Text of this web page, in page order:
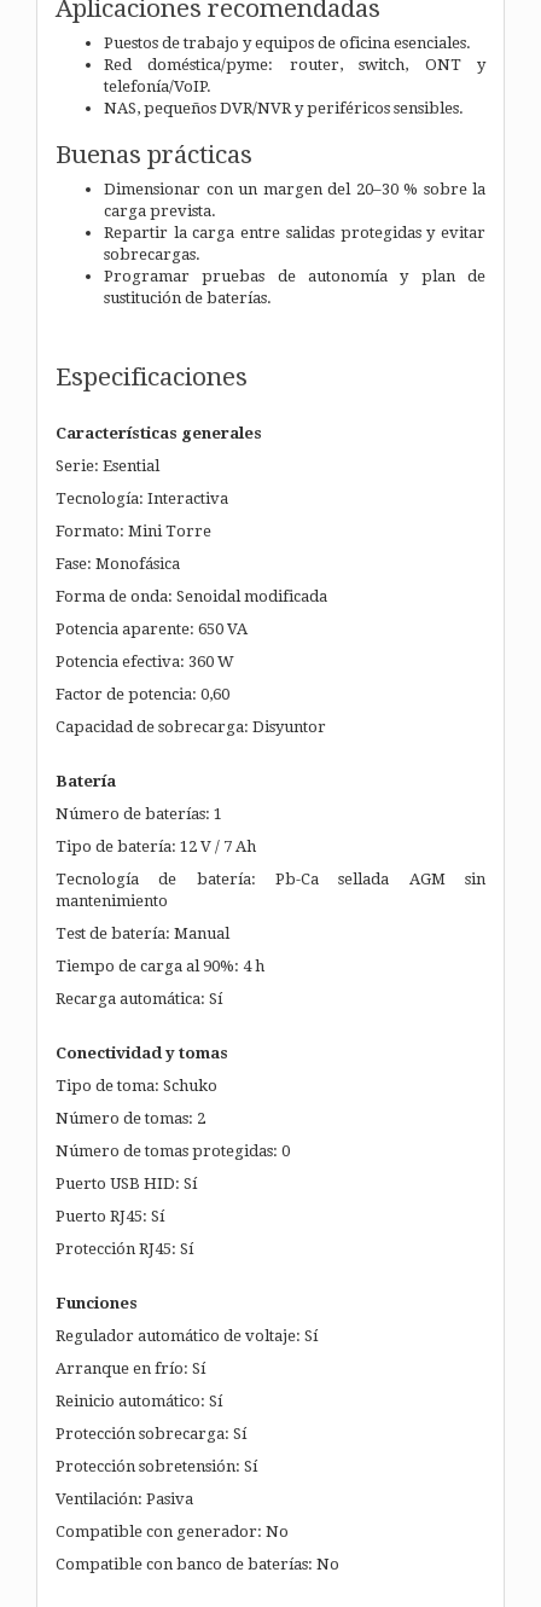
Aplicaciones recomendadas
Puestos de trabajo y equipos de oficina esenciales.
Red doméstica/pyme: router, switch, ONT y
telefonía/VoIP.
NAS, pequeños DVR/NVR y periféricos sensibles.
Buenas prácticas
Dimensionar con un margen del 20–30 % sobre la
carga prevista.
Repartir la carga entre salidas protegidas y evitar
sobrecargas.
Programar pruebas de autonomía y plan de
sustitución de baterías.
Especificaciones
Características generales
Serie: Esential
Tecnología: Interactiva
Formato: Mini Torre
Fase: Monofásica
Forma de onda: Senoidal modificada
Potencia aparente: 650 VA
Potencia efectiva: 360 W
Factor de potencia: 0,60
Capacidad de sobrecarga: Disyuntor
Batería
Número de baterías: 1
Tipo de batería: 12 V / 7 Ah
Tecnología de batería: Pb-Ca sellada AGM sin
mantenimiento
Test de batería: Manual
Tiempo de carga al 90%: 4 h
Recarga automática: Sí
Conectividad y tomas
Tipo de toma: Schuko
Número de tomas: 2
Número de tomas protegidas: 0
Puerto USB HID: Sí
Puerto RJ45: Sí
Protección RJ45: Sí
Funciones
Regulador automático de voltaje: Sí
Arranque en frío: Sí
Reinicio automático: Sí
Protección sobrecarga: Sí
Protección sobretensión: Sí
Ventilación: Pasiva
Compatible con generador: No
Compatible con banco de baterías: No